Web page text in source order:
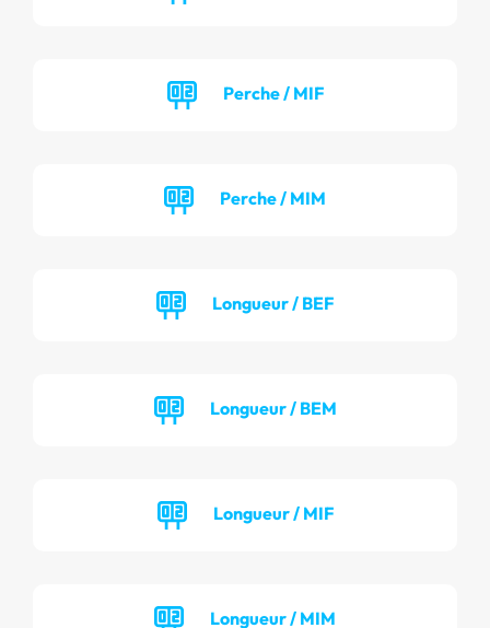
Perche / MIF
Perche / MIM
Longueur / BEF
Longueur / BEM
Longueur / MIF
Longueur / MIM